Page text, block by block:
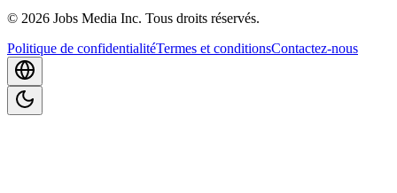
© 2026 Jobs Media Inc. Tous droits réservés.
Politique de confidentialitéTermes et conditionsContactez-nous